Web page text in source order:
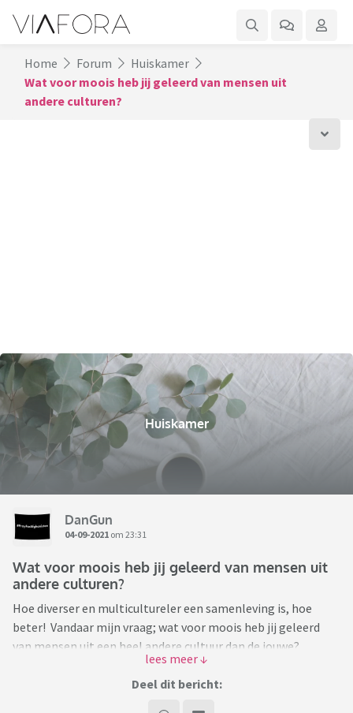
Home Forum
Huiskamer
Wat voor moois heb jij geleerd van mensen uit
andere culturen?
Huiskamer
DanGun
04-09-2021 om 23:31
Wat voor moois heb jij geleerd van mensen uit
andere culturen?
Hoe diverser en multicultureler een samenleving is, hoe
beter! Vandaar mijn vraag; wat voor moois heb jij geleerd
van mensen uit een heel andere cultuur dan de jouwe?
En dan heb ik het niet over het roti recept van je Surinaamse
schoonmoeder ofzo 😉Deel dit bericht: